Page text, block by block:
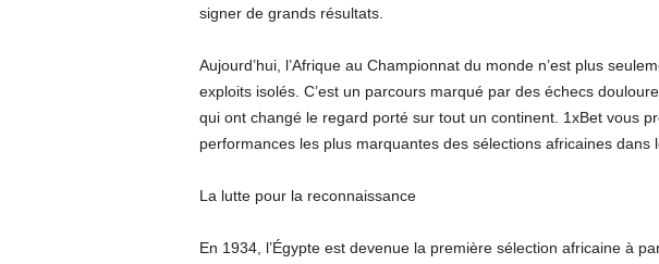
signer de grands résultats.
Aujourd’hui, l’Afrique au Championnat du monde n’est plus
exploits isolés. C’est un parcours marqué par des échecs
qui ont changé le regard porté sur tout un continent. 1xBet vous
performances les plus marquantes des sélections africaines dans
La lutte pour la reconnaissance
En 1934, l’Égypte est devenue la première sélection africaine à